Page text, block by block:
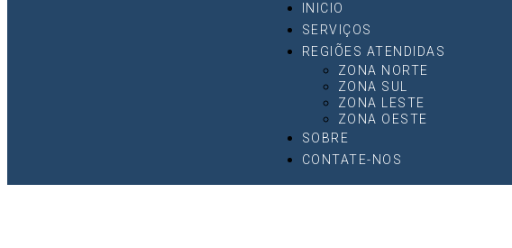
INICIO
SERVIÇOS
REGIÕES ATENDIDAS
ZONA NORTE
ZONA SUL
ZONA LESTE
ZONA OESTE
SOBRE
CONTATE-NOS